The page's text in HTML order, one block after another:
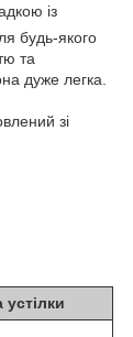
із
будь-якого
та
дуже легка.
зі